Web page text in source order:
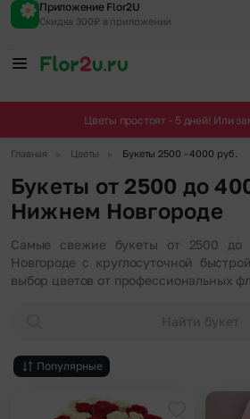
Приложение Flor2U
Скидка 300₽ в приложении
Цветы простоят - 5 дней! Или
Главная Цветы Букеты 2500 - 4000 руб.
Букеты от 2500 до
Нижнем Новгороде
Самые свежие букеты от 2500
Новгороде с круглосуточной
выбор цветов от профессиональных
Найти букет
Популярные